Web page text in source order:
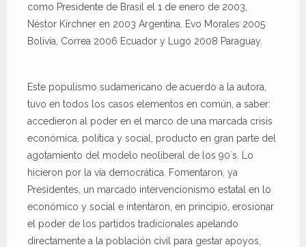
como Presidente de Brasil el 1 de enero de 2003,
Néstor Kirchner en 2003 Argentina, Evo Morales 2005
Bolivia, Correa 2006 Ecuador y Lugo 2008 Paraguay.
Este populismo sudamericano de acuerdo a la autora,
tuvo en todos los casos elementos en común, a saber:
accedieron al poder en el marco de una marcada crisis
económica, política y social, producto en gran parte del
agotamiento del modelo neoliberal de los 90`s. Lo
hicieron por la vía democrática. Fomentaron, ya
Presidentes, un marcado intervencionismo estatal en lo
económico y social e intentaron, en principio, erosionar
el poder de los partidos tradicionales apelando
directamente a la población civil para gestar apoyos,